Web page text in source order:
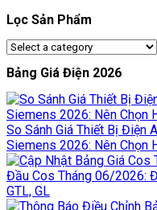
Lọc Sản Phẩm
Bảng Giá Điện 2026
So Sánh Giá Thiết Bị Điện
Siemens 2026: Nên Chọn
Đầu Cos Tháng 06/2026:
GTL, GL